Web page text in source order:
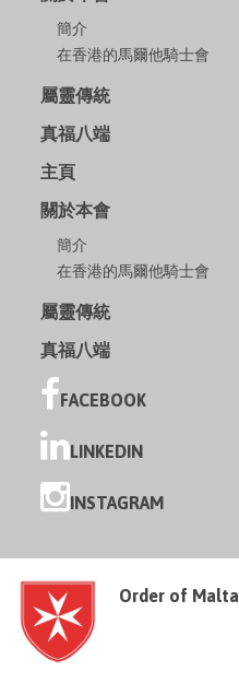
簡介
在香港的馬爾他騎士會
屬靈傳統
真福八端
主頁
關於本會
簡介
在香港的馬爾他騎士會
屬靈傳統
真福八端
FACEBOOK
LINKEDIN
INSTAGRAM
Order of Malta